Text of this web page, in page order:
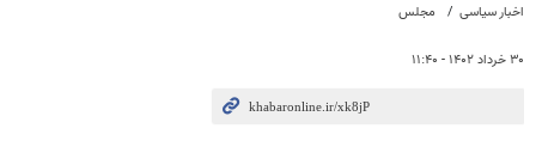
اخبار سیاسی مجلس
۳۰ خرداد ۱۴۰۲ - ۱۱:۴۰